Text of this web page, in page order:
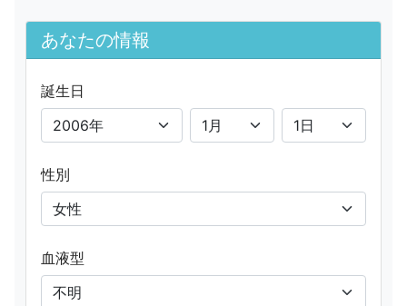
あなたの情報
誕生日
性別
血液型